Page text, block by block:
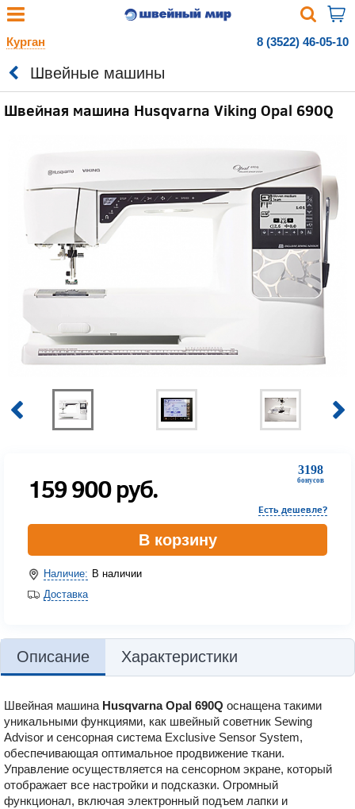
Курган 8 (3522) 46-05-10
Швейные машины
Швейная машина Husqvarna Viking Opal 690Q
3198
бонусов
159 900руб.
Есть дешевле?
В корзину
Наличие: В наличии
Доставка
Описание Характеристики
Швейная машина Husqvarna Opal 690Q оснащена такими
уникальными функциями, как швейный советник Sewing
Advisor и сенсорная система Exclusive Sensor System,
обеспечивающая оптимальное продвижение ткани.
Управление осуществляется на сенсорном экране, который
отображает все настройки и подсказки. Огромный
функционал, включая электронный подъем лапки и